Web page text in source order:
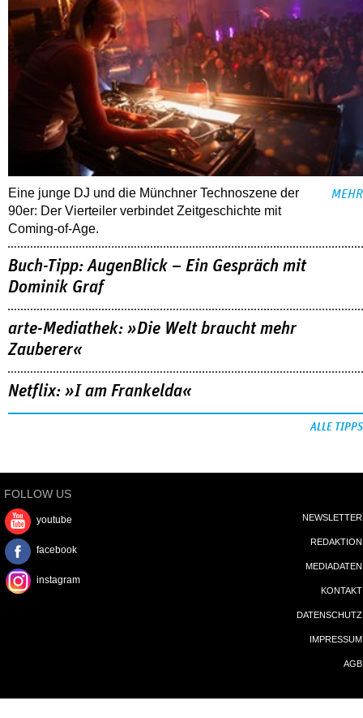
Eine junge DJ und die Münchner Technoszene der
90er: Der Vierteiler verbindet Zeitgeschichte mit
Coming-of-Age.
MEHR
Buch-Tipp: AugenBlick – Ein Gespräch mit
Dominik Graf
arte-Mediathek: »Die Welt braucht mehr
Zauberer«
Netflix: »I am Frankelda«
ALLE TIPPS
FOLLOW US
youtube
facebook
instagram
NEWSLETTER
REDAKTION
MEDIADATEN
KONTAKT
DATENSCHUTZ
IMPRESSUM
AGB